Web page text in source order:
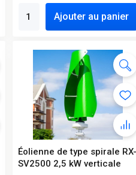
Ajouter au panier
Éolienne de type spirale
SV2500 2,5 kW verticale